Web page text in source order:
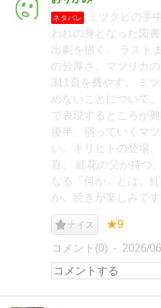
ネタバレ
ミツクビの手
われの身となった図
出劇を描く。 ラスト
の分厚さ。マツリカ
311頁を費やす。 ミ
めないことについて
で表現するところが
後半、弱っていくマ
い。キリヒトの登場
喜。 紅花の父が持つ
なる「何か」とは。
か。続きが楽しみです
ナイス ★9
コメント(0) 2026/